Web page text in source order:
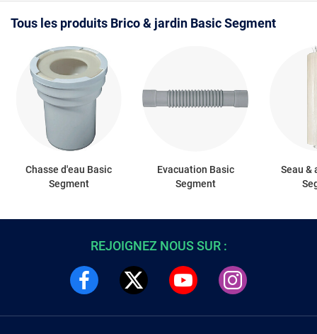
Tous les produits Brico & jardin Basic Segment
Chasse d'eau Basic
Segment
Evacuation Basic
Segment
Seau &
REJOIGNEZ NOUS SUR :